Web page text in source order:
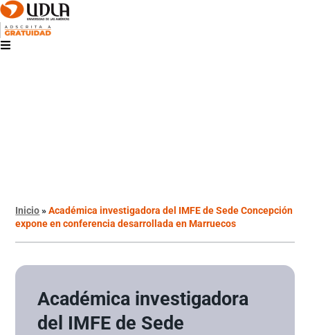
Inicio»Académica investigadora del IMFE de Sede Concepción
expone en conferencia desarrollada en Marruecos
Académica investigadora
del IMFE de Sede